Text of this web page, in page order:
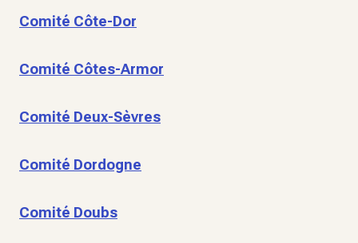
Comité Côte-Dor
Comité Côtes-Armor
Comité Deux-Sèvres
Comité Dordogne
Comité Doubs